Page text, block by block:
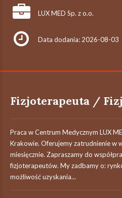
LUX MED Sp. z o.o.
Data dodania: 2026-08-03
Fizjoterapeuta /
Praca w Centrum Medycznym LUX
Krakowie. Oferujemy zatrudnienie w
miesięcznie. Zapraszamy do
fizjoterapeutów. My zadbamy o:
możliwość uzyskania...